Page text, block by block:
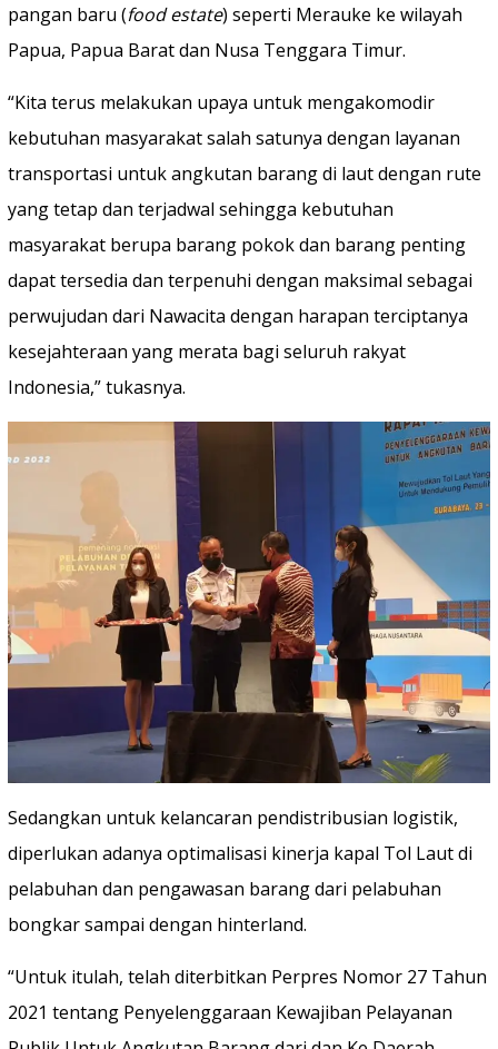
pangan baru (food estate) seperti Merauke ke wilayah
Papua, Papua Barat dan Nusa Tenggara Timur.
“Kita terus melakukan upaya untuk mengakomodir
kebutuhan masyarakat salah satunya dengan layanan
transportasi untuk angkutan barang di laut dengan rute
yang tetap dan terjadwal sehingga kebutuhan
masyarakat berupa barang pokok dan barang penting
dapat tersedia dan terpenuhi dengan maksimal sebagai
perwujudan dari Nawacita dengan harapan terciptanya
kesejahteraan yang merata bagi seluruh rakyat
Indonesia,” tukasnya.
Sedangkan untuk kelancaran pendistribusian logistik,
diperlukan adanya optimalisasi kinerja kapal Tol Laut di
pelabuhan dan pengawasan barang dari pelabuhan
bongkar sampai dengan hinterland.
“Untuk itulah, telah diterbitkan Perpres Nomor 27 Tahun
2021 tentang Penyelenggaraan Kewajiban Pelayanan